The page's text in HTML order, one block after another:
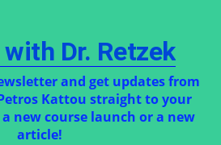
Dr. Retzek
and get updates from
Kattou straight to your
new course launch or a new
article!